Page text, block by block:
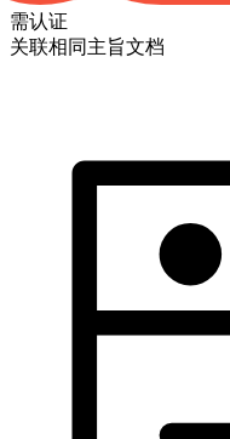
需认证
关联相同主旨文档